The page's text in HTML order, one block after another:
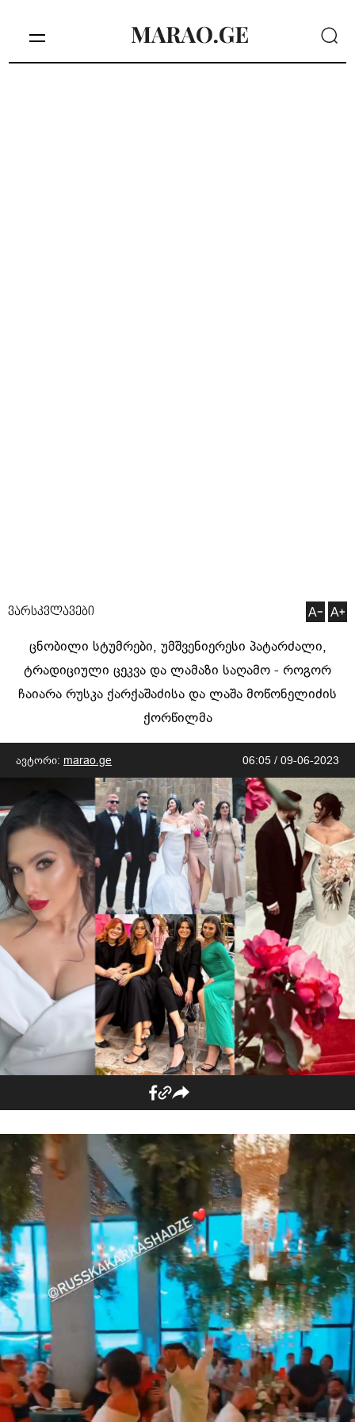
ვარსკვლავები
ცნობილი სტუმრები, უმშვენიერესი პატარძალი,
ტრადიციული ცეკვა და ლამაზი საღამო - როგორ
ჩაიარა რუსკა ქარქაშაძისა და ლაშა მოწონელიძის
ქორწილმა
ავტორი: marao.ge 06:05 / 09-06-2023